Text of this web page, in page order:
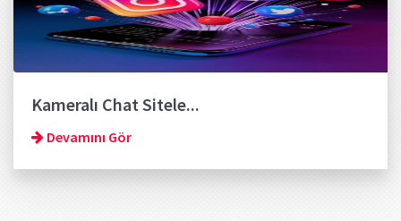
Kameralı Chat Sitele...
Devamını Gör